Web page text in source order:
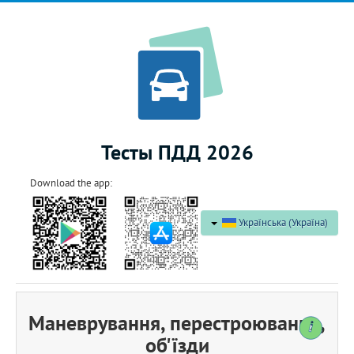
Тесты ПДД 2026
Download the app:
Українська (Україна)
Маневрування, перестроювання,
об'їзди